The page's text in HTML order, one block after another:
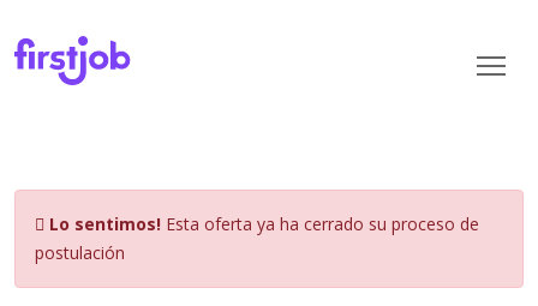
Lo sentimos! Esta oferta ya ha cerrado su proceso de
postulación